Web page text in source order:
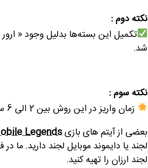
نکته دوم :
شد.
نکته سوم :
زمان واریز در این روش بین 2 الی 6 ساعت برای بار اول و برای بار دوم 5 دقیقه ، پس از خرید از فروشگاه ما میباشد .
بعضی از آیتم های بازیLegends
لجند یا دایموند موبایل لجند دارید. ما
لجند ارزان را تهیه کنید.